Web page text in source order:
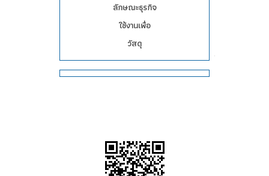
ลักษณะธุรกิจ
ใช้งานเพื่อ
วัสดุ